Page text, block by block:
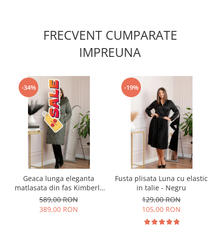
FRECVENT CUMPARATE
IMPREUNA
-34%
Geaca lunga eleganta
matlasata din fas Kimberly
cu gluga imblanita - Kaki
589,00 RON
389,00 RON
-19%
Fusta plisata Luna cu elastic
in talie - Negru
129,00 RON
105,00 RON